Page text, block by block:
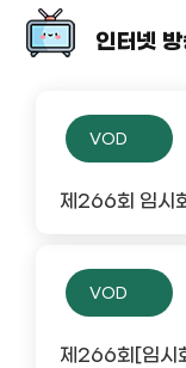
인터넷
VOD
제266회 임시
VOD
제266회[임시